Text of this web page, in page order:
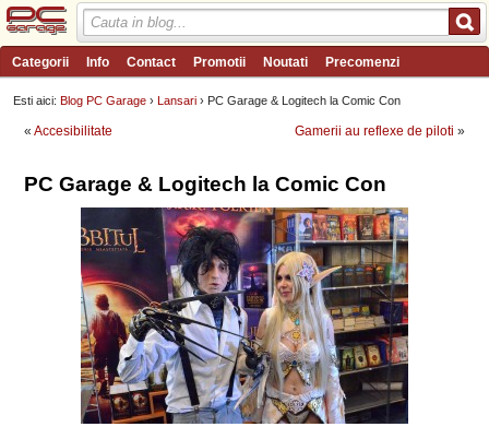
Categorii Info Contact Promotii Noutati Precomenzi
Review-uri Wishlist PC Garage TV Forum Blog Angajari
Esti aici:Blog PC Garage ›Lansari › PC Garage & Logitech la Comic Con
«Accesibilitate Gamerii au reflexe de piloti »
PC Garage & Logitech la Comic Con